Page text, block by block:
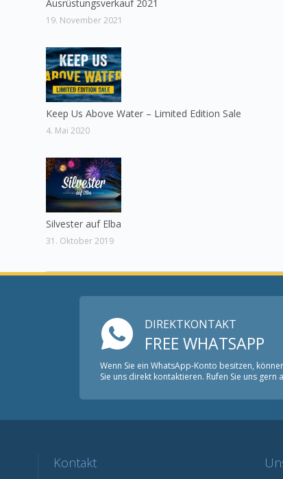
Ausrüstungsverkauf 2021
19. November 2021
Keep Us Above Water – Limited Edition Sale
4. Mai 2020
Silvester auf Elba
31. Oktober 2019
DIREKTKONTAKT
FREE WHATSAPP
Wenn Sie ein WhatsApp-Konto besitzen,
Sie uns direkt kontaktieren. Rufen Sie uns gern
Kontakt